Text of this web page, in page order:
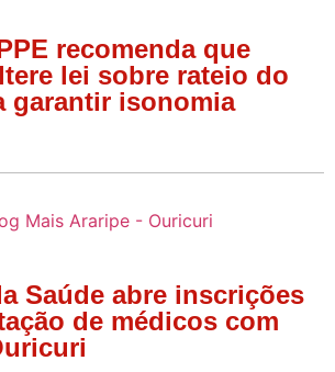
recomenda que
lei sobre rateio do
garantir isonomia
Saúde abre inscrições
de médicos com